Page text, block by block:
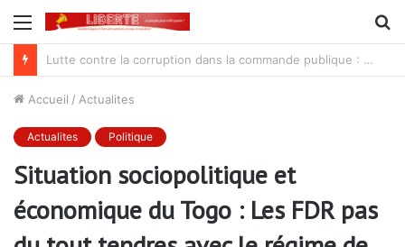
Menu
Procès Madjoulba : une farce judiciaire qui cache mal la tradition du crime au sein de l’armée des Gnassingbé
Accueil / Actualites
Actualites Politique
Situation sociopolitique et
économique du Togo : Les FDR pas